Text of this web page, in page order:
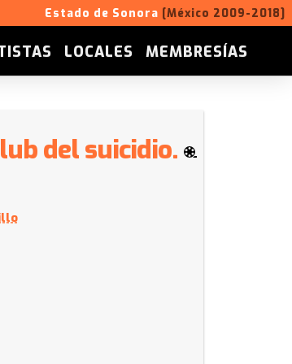
Estado de Sonora [México 2009-2018]
MEMBRESÍAS
LOCALES
del suicidio.